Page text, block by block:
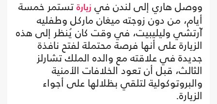
ووصل هاري إلى لندن في زيارة تستمر خمسة
أيام، من دون زوجته ميغان ماركل وطفليه
آرتشي وليليبيت، في وقت كان يُنظر إلى هذه
الزيارة على أنها فرصة محتملة لفتح نافذة
جديدة في علاقته مع والده الملك تشارلز
الثالث، قبل أن تعود الخلافات الأمنية
والبروتوكولية لتلقي بظلالها على أجواء
الزيارة.